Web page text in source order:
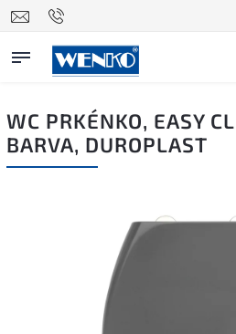
WC PRKÉNKO, EASY
BARVA, DUROPLAST